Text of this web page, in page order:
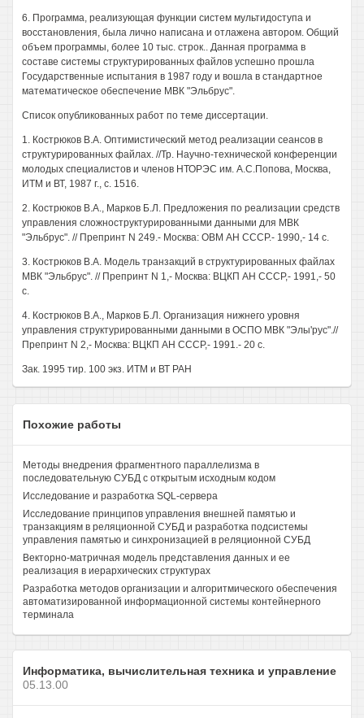
6. Программа, реализующая функции систем мультидоступа и
восстановления, была лично написана и отлажена автором. Общий
объем программы, более 10 тыс. строк.. Данная программа в
составе системы структурированных файлов успешно прошла
Государственные испытания в 1987 году и вошла в стандартное
математическое обеспечение МВК "Эльбрус".
Список опубликованных работ по теме диссертации.
1. Кострюков В.А. Оптимистический метод реализации сеансов в
структурированных файлах. //Тр. Научно-технической конференции
молодых специалистов и членов НТОРЭС им. А.С.Попова, Москва,
ИТМ и ВТ, 1987 г., с. 1516.
2. Кострюков В.А., Марков Б.Л. Предложения по реализации средств
управления сложноструктурированными данными для МВК
"Эльбрус". // Препринт N 249.- Москва: ОВМ АН СССР.- 1990,- 14 с.
3. Кострюков В.А. Модель транзакций в структурированных файлах
МВК "Эльбрус". // Препринт N 1,- Москва: ВЦКП АН СССР,- 1991,- 50
с.
4. Кострюков В.А., Марков Б.Л. Организация нижнего уровня
управления структурированными данными в ОСПО МВК "Элы'рус".//
Препринт N 2,- Москва: ВЦКП АН СССР,- 1991.- 20 с.
Зак. 1995 тир. 100 экз. ИТМ и ВТ РАН
Похожие работы
Методы внедрения фрагментного параллелизма в
последовательную СУБД с открытым исходным кодом
Исследование и разработка SQL-сервера
Исследование принципов управления внешней памятью и
транзакциям в реляционной СУБД и разработка подсистемы
управления памятью и синхронизацией в реляционной СУБД
Векторно-матричная модель представления данных и ее
реализация в иерархических структурах
Разработка методов организации и алгоритмического обеспечения
автоматизированной информационной системы контейнерного
терминала
Информатика, вычислительная техника и управление
05.13.00